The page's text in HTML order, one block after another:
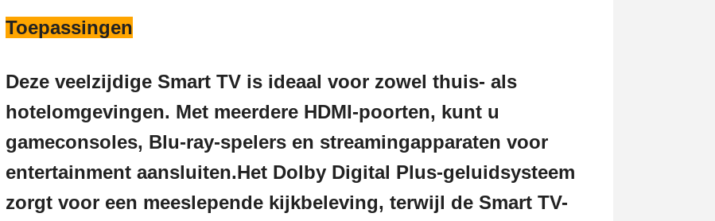
Toepassingen
Deze veelzijdige Smart TV is ideaal voor zowel thuis- als
hotelomgevingen. Met meerdere HDMI-poorten, kunt u
gameconsoles, Blu-ray-spelers en streamingapparaten voor
entertainment aansluiten.Het Dolby Digital Plus-geluidsysteem
zorgt voor een meeslepende kijkbeleving, terwijl de Smart TV-